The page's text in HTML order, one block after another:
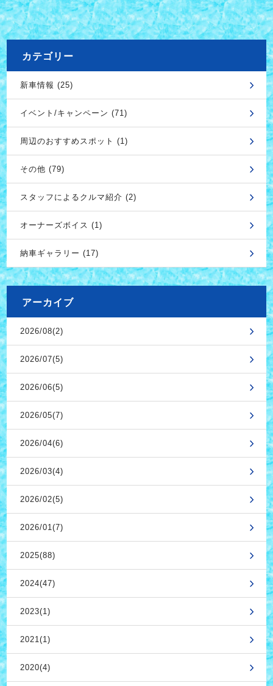
カテゴリー
新車情報 (25)
イベント/キャンペーン (71)
周辺のおすすめスポット (1)
その他 (79)
スタッフによるクルマ紹介 (2)
オーナーズボイス (1)
納車ギャラリー (17)
アーカイブ
2026/08(2)
2026/07(5)
2026/06(5)
2026/05(7)
2026/04(6)
2026/03(4)
2026/02(5)
2026/01(7)
2025(88)
2024(47)
2023(1)
2021(1)
2020(4)